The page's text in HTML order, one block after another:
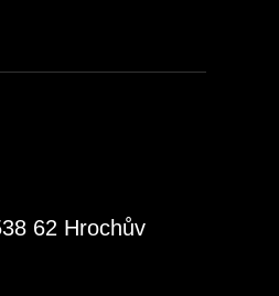
62 Hrochův